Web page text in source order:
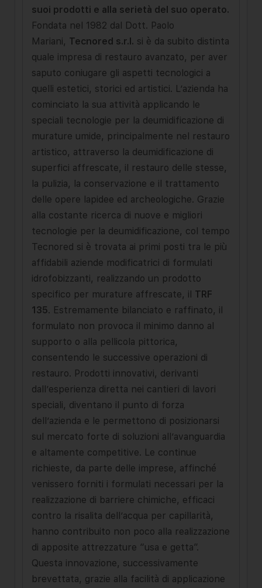
suoi prodotti e alla serietà del suo operato.
Fondata nel 1982 dal Dott. Paolo
Mariani, Tecnored s.r.l. si è da subito distinta
quale impresa di restauro avanzato, per aver
saputo coniugare gli aspetti tecnologici a
quelli estetici, storici ed artistici. L’azienda ha
cominciato la sua attività applicando le
speciali tecnologie per la deumidificazione di
murature umide, principalmente nel restauro
artistico, attraverso la deumidificazione di
superfici affrescate, il restauro delle stesse,
la pulizia, la conservazione e il trattamento
delle opere lapidee ed archeologiche. Grazie
alla costante ricerca di nuove e migliori
tecnologie per la deumidificazione, col tempo
Tecnored si è trovata ai primi posti tra le più
affidabili aziende modificatrici di formulati
idrofobizzanti, realizzando un prodotto
specifico per murature affrescate, il TRF
135. Estremamente bilanciato e raffinato, il
formulato non provoca il minimo danno al
supporto o alla pellicola pittorica,
consentendo le successive operazioni di
restauro. Prodotti innovativi, derivanti
dall’esperienza diretta nei cantieri di lavori
speciali, diventano il punto di forza
dell’azienda e le permettono di posizionarsi
sul mercato forte di soluzioni all’avanguardia
e altamente competitive. Le continue
richieste, da parte delle imprese, affinché
venissero forniti i formulati necessari per la
realizzazione di barriere chimiche, efficaci
contro la risalita dell’acqua per capillarità,
hanno contribuito non poco alla realizzazione
di apposite attrezzature “usa e getta”.
Questa innovazione, successivamente
brevettata, grazie alla facilità di applicazione